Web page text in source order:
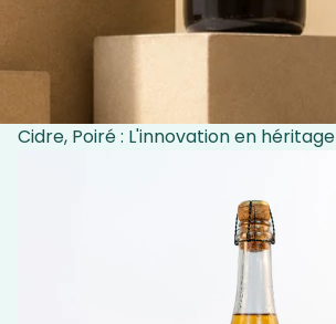
Cidre, Poiré : L'innovation en héritage